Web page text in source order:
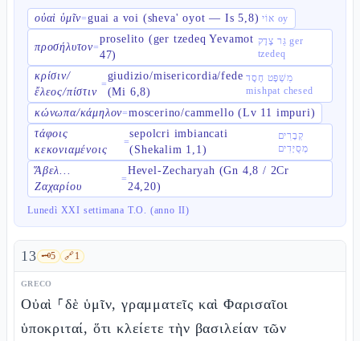
οὐαὶ ὑμῖν=guai a voi (sheva' oyot — Is 5,8) אוֹי oy
προσήλυτον=
proselito (ger tzedeq Yevamot
47)
גֵּר צֶדֶק ger
tzedeq
κρίσιν/
ἔλεος/πίστιν
=
giudizio/misericordia/fede
(Mi 6,8)
מִשְׁפָּט חֶסֶד
mishpat chesed
κώνωπα/κάμηλον=moscerino/cammello (Lv 11 impuri)
τάφοις
κεκονιαμένοις
=
sepolcri imbiancati
(Shekalim 1,1)
קְבָרִים
מְסֻיָּדִים
Ἅβελ...
Ζαχαρίου
=
Hevel-Zecharyah (Gn 4,8 / 2Cr
24,20)
Lunedì XXI settimana T.O. (anno II)
13 🗝️5 🔗1
GRECO
Οὐαὶ ⸀δὲ ὑμῖν, γραμματεῖς καὶ Φαρισαῖοι
ὑποκριταί, ὅτι κλείετε τὴν βασιλείαν τῶν